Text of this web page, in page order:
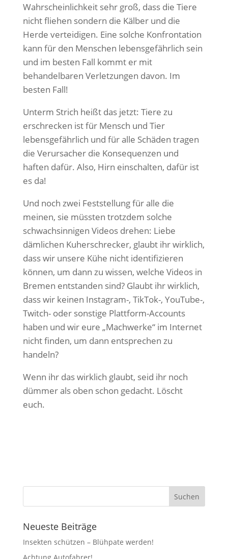
Wahrscheinlichkeit sehr groß, dass die Tiere
nicht fliehen sondern die Kälber und die
Herde verteidigen. Eine solche Konfrontation
kann für den Menschen lebensgefährlich sein
und im besten Fall kommt er mit
behandelbaren Verletzungen davon. Im
besten Fall!
Unterm Strich heißt das jetzt: Tiere zu
erschrecken ist für Mensch und Tier
lebensgefährlich und für alle Schäden tragen
die Verursacher die Konsequenzen und
haften dafür. Also, Hirn einschalten, dafür ist
es da!
Und noch zwei Feststellung für alle die
meinen, sie müssten trotzdem solche
schwachsinnigen Videos drehen: Liebe
dämlichen Kuherschrecker, glaubt ihr wirklich,
dass wir unsere Kühe nicht identifizieren
können, um dann zu wissen, welche Videos in
Bremen entstanden sind? Glaubt ihr wirklich,
dass wir keinen Instagram-, TikTok-, YouTube-,
Twitch- oder sonstige Plattform-Accounts
haben und wir eure „Machwerke“ im Internet
nicht finden, um dann entsprechen zu
handeln?
Wenn ihr das wirklich glaubt, seid ihr noch
dümmer als oben schon gedacht. Löscht
euch.
Neueste Beiträge
Insekten schützen – Blühpate werden!